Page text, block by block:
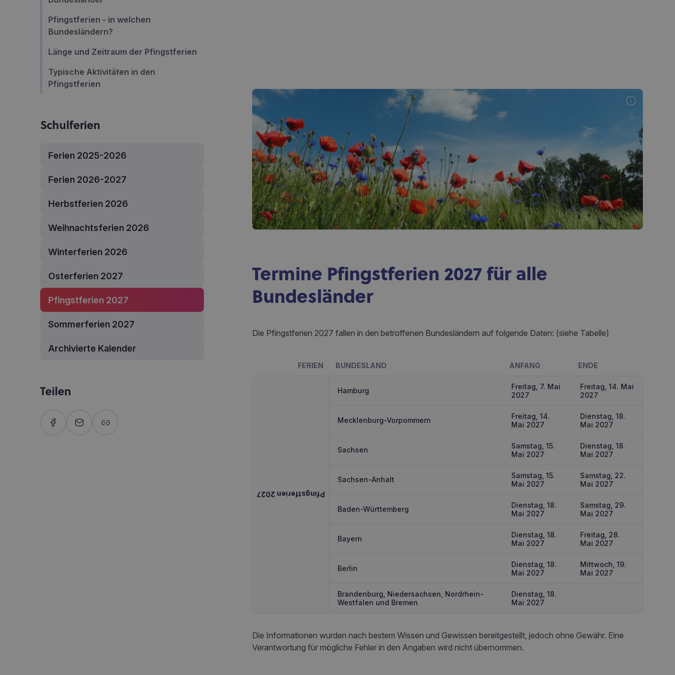
Termine Pfingstferien 2027 für alle
Bundesländer
Die Pfingstferien 2027 fallen in den betroffenen Bundesländern auf folgende Daten: (siehe Tabelle)
FERIEN BUNDESLAND ANFANG ENDE
Pfingstferien 2027
Hamburg
Freitag, 7. Mai
2027
Freitag, 14. Mai
2027
Mecklenburg-Vorpommern
Freitag, 14.
Mai 2027
Dienstag, 18.
Mai 2027
Sachsen
Samstag, 15.
Mai 2027
Dienstag, 18.
Mai 2027
Sachsen-Anhalt
Samstag, 15.
Mai 2027
Samstag, 22.
Mai 2027
Baden-Württemberg
Dienstag, 18.
Mai 2027
Samstag, 29.
Mai 2027
Bayern
Dienstag, 18.
Mai 2027
Freitag, 28.
Mai 2027
Berlin
Dienstag, 18.
Mai 2027
Mittwoch, 19.
Mai 2027
Brandenburg, Niedersachsen, Nordrhein-
Westfalen und Bremen
Dienstag, 18.
Mai 2027
Die Informationen wurden nach bestem Wissen und Gewissen bereitgestellt, jedoch ohne Gewähr. Eine
Verantwortung für mögliche Fehler in den Angaben wird nicht übernommen.
Pfingstferien - in welchen
Bundesländern?
Länge und Zeitraum der Pfingstferien
Typische Aktivitäten in den
Pfingstferien
Schulferien
Ferien 2025-2026
Ferien 2026-2027
Herbstferien 2026
Weihnachtsferien 2026
Winterferien 2026
Osterferien 2027
Pfingstferien 2027
Sommerferien 2027
Archivierte Kalender
Teilen